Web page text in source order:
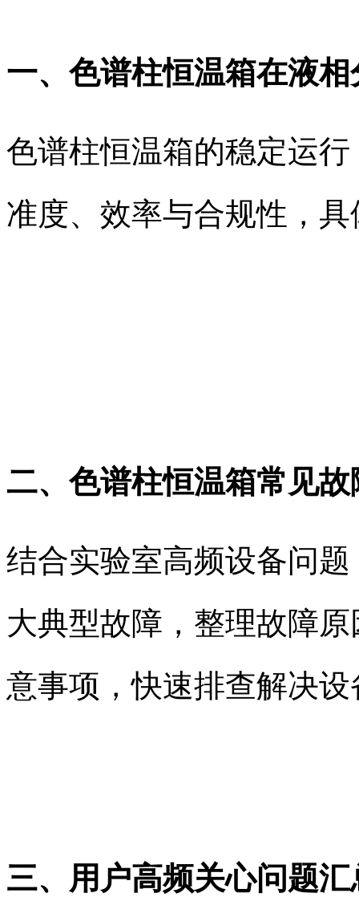
一、色谱柱恒温箱在液
色谱柱恒温箱的稳定运
准度、效率与合规性，
二、色谱柱恒温箱常见
结合实验室高频设备问
大典型故障，整理故障
意事项，快速排查解决
三、用户高频关心问题